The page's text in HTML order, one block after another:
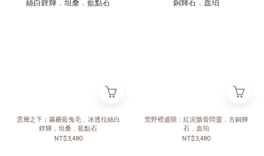
雲層之下：霧霾藍兔毛．冰透拉絲白
鋰輝．坦桑．藍點石
NT$3,480
荒野裡盛開：紅泥骸骨閃靈．古銅輝
石．血珀
NT$3,480